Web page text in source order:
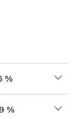
%
%